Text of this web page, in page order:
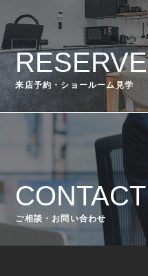
RESERVE
来店予約・ショールーム見学
CONTACT
ご相談・お問い合わせ